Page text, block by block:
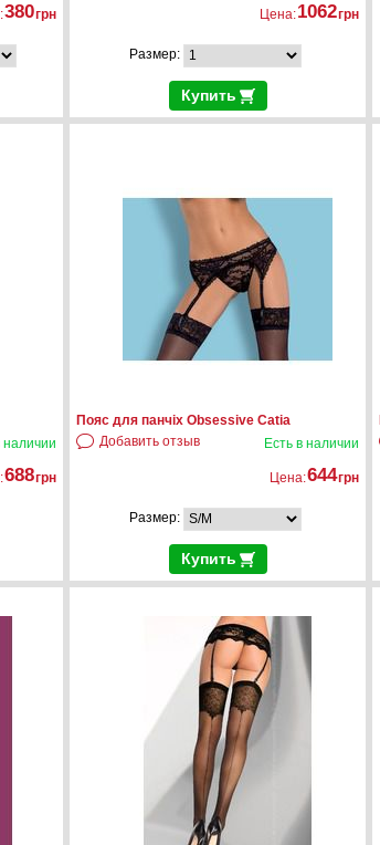
380грн Цена:1062грн
Размер:
Купить
наличии
688грн
Пояс для панчіх Obsessive Catia
Добавить отзыв
Есть в наличии
Цена:644грн
Размер:
Купить